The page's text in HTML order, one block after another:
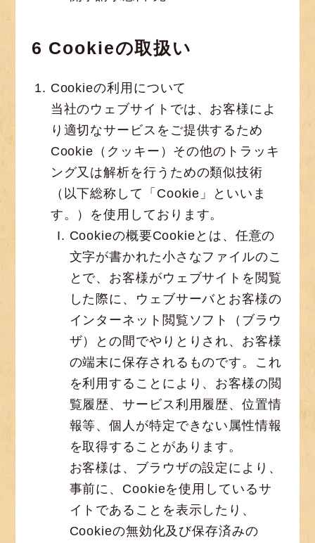
6 Cookieの取扱い
Cookieの利用について
当社のウェブサイトでは、お客様によ
り適切なサービスをご提供するため
Cookie（クッキー）その他のトラッキ
ング又は解析を行うための類似技術
（以下総称して「Cookie」といいま
す。）を使用しております。
Cookieの概要Cookieとは、任意の
文字が書かれた小さなファイルのこ
とで、お客様がウェブサイトを閲覧
した際に、ウェブサーバとお客様の
インターネット閲覧ソフト（ブラウ
ザ）との間でやりとりされ、お客様
の端末に保存されるものです。これ
を利用することにより、お客様の閲
覧履歴、サービス利用履歴、位置情
報等、個人が特定できない属性情報
を取得することがあります。
お客様は、ブラウザの設定により、
事前に、Cookieを使用しているサ
イトであることを表示したり、
Cookieの無効化及び保存済みの